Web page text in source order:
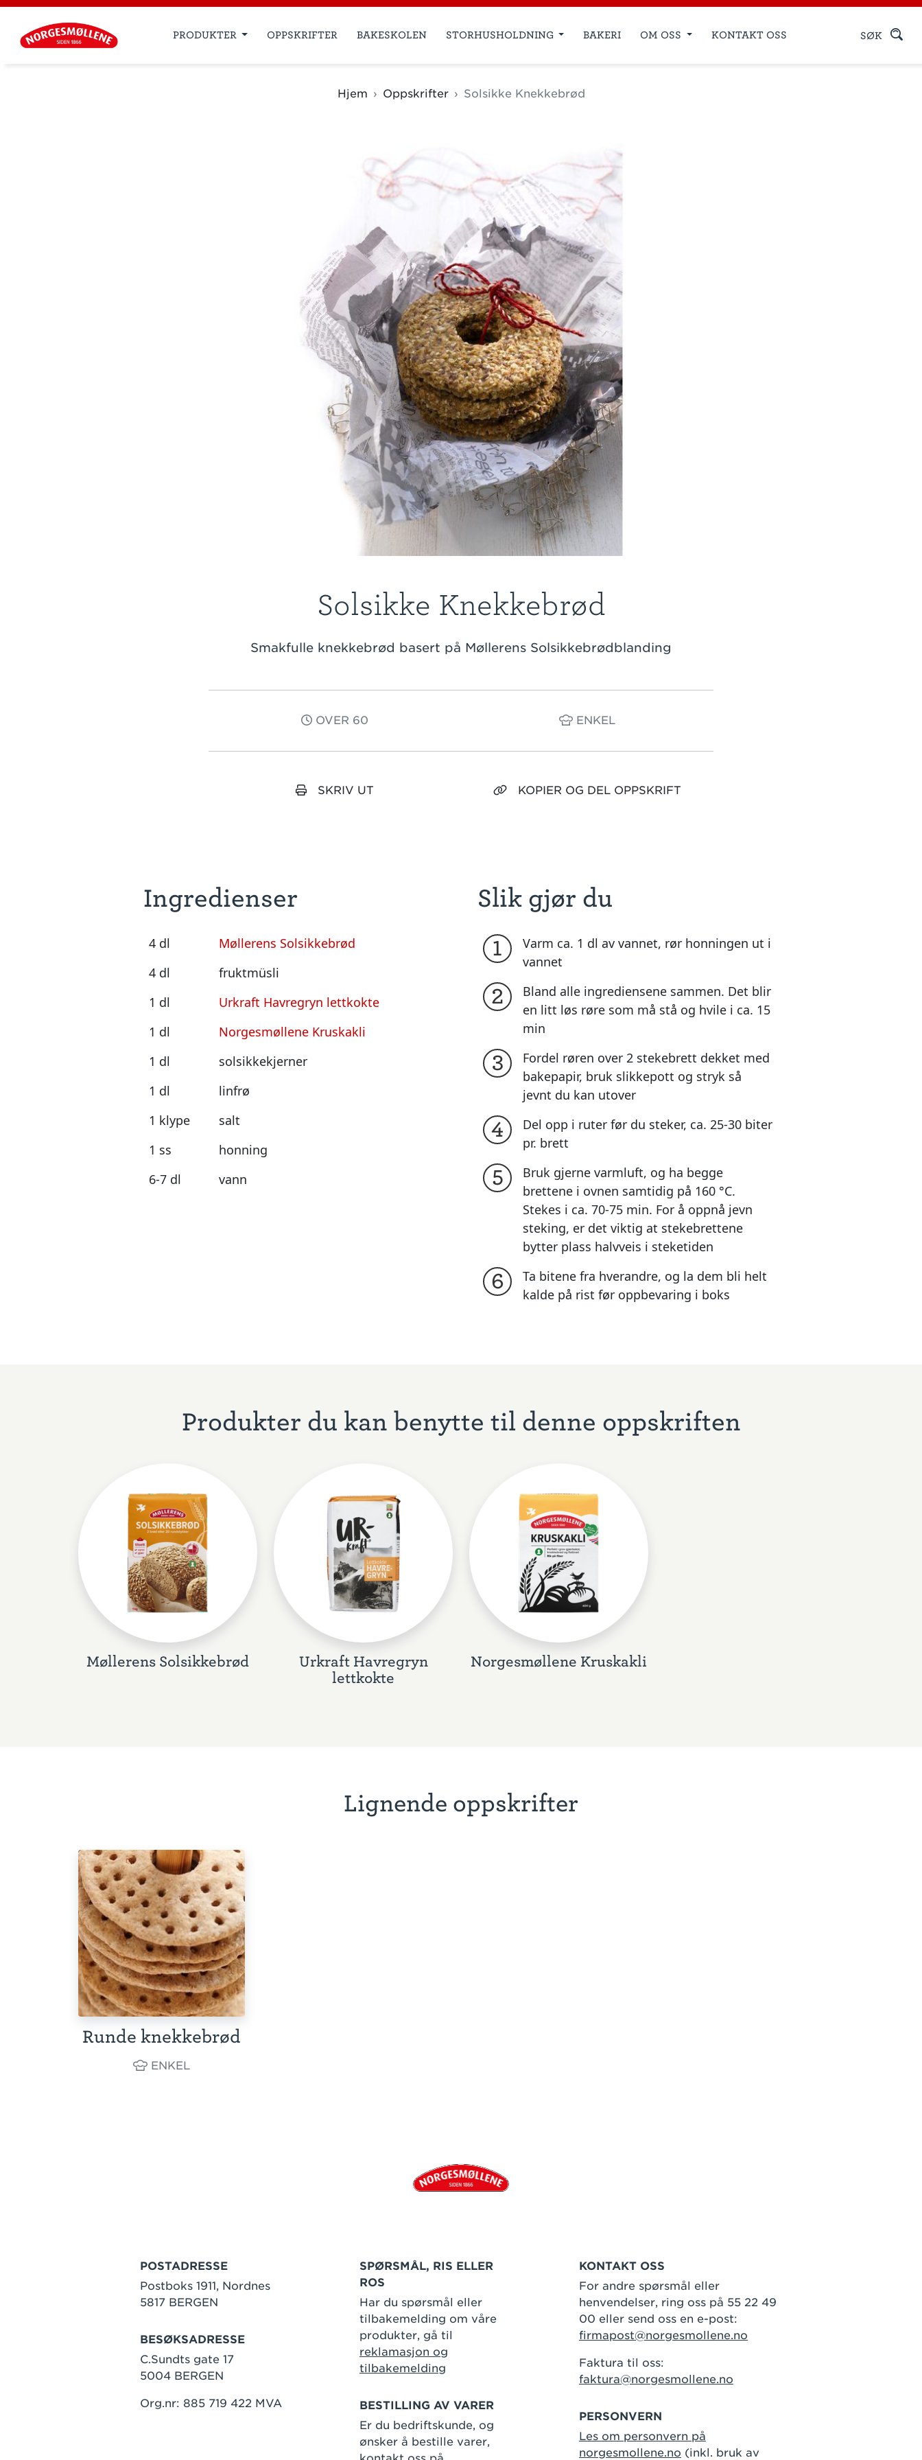
PRODUKTER OPPSKRIFTER BAKESKOLEN STORHUSHOLDNING BAKERI OM OSS KONTAKT OSS SØK
Hjem Oppskrifter Solsikke Knekkebrød
Solsikke Knekkebrød
Smakfulle knekkebrød basert på Møllerens Solsikkebrødblanding
OVER 60 ENKEL
SKRIV UT KOPIER OG DEL OPPSKRIFT
Ingredienser
4 dl
Møllerens Solsikkebrød
4 dl
fruktmüsli
1 dl
Urkraft Havregryn lettkokte
1 dl
Norgesmøllene Kruskakli
1 dl
solsikkekjerner
1 dl
linfrø
1 klype
salt
1 ss
honning
6-7 dl
vann
Slik gjør du
1
Varm ca. 1 dl av vannet, rør honningen ut i
vannet
2
Bland alle ingrediensene sammen. Det blir
en litt løs røre som må stå og hvile i ca. 15
min
3
Fordel røren over 2 stekebrett dekket med
bakepapir, bruk slikkepott og stryk så
jevnt du kan utover
4
Del opp i ruter før du steker, ca. 25-30 biter
pr. brett
5
Bruk gjerne varmluft, og ha begge
brettene i ovnen samtidig på 160 °C.
Stekes i ca. 70-75 min. For å oppnå jevn
steking, er det viktig at stekebrettene
bytter plass halvveis i steketiden
6
Ta bitene fra hverandre, og la dem bli helt
kalde på rist før oppbevaring i boks
Produkter du kan benytte til denne oppskriften
Møllerens Solsikkebrød
Urkraft Havregryn
lettkokte
Norgesmøllene Kruskakli
Lignende oppskrifter
Runde knekkebrød
ENKEL
POSTADRESSE
Postboks 1911, Nordnes
5817 BERGEN
BESØKSADRESSE
C.Sundts gate 17
5004 BERGEN
Org.nr: 885 719 422 MVA
SPØRSMÅL, RIS ELLER
ROS
Har du spørsmål eller
tilbakemelding om våre
produkter, gå til
reklamasjon og
tilbakemelding
BESTILLING AV VARER
Er du bedriftskunde, og
ønsker å bestille varer,
KONTAKT OSS
For andre spørsmål eller
henvendelser, ring oss på 55 22 49
00 eller send oss en e-post:
firmapost@norgesmollene.no
Faktura til oss:
faktura@norgesmollene.no
PERSONVERN
Les om personvern på
norgesmollene.no (inkl. bruk av